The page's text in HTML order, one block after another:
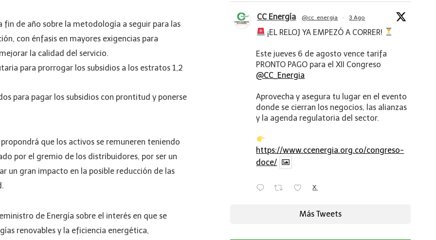
fin de año sobre la metodología a seguir para las
con énfasis en mayores exigencias para
la calidad del servicio.
para prorrogar los subsidios a los estratos 1,2
para pagar los subsidios con prontitud y ponerse
que los activos se remuneren teniendo
por el gremio de los distribuidores, por ser un
un gran impacto en la posible reducción de las
de Energía sobre el interés en que se
renovables y la eficiencia energética,
CC Energía @cc_energia · 3 Ago
¡EL RELOJ YA EMPEZÓ A CORRER!
Este jueves 6 de agosto vence tarifa
PRONTO PAGO para el XII Congreso
@CC_Energia
Aprovecha y asegura tu lugar en el evento
donde se cierran los negocios, las alianzas
y la agenda regulatoria del sector.
https://www.ccenergia.org.co/congreso-
doce/
X
Más Tweets